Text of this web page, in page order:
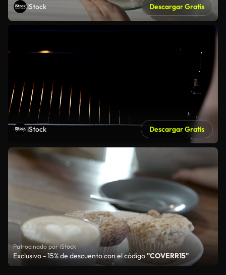
iStock Descargar Gratis
iStock Descargar Gratis
Patrocinado por iStock
Exclusivo - 15% de descuento con el código"COVERR15"